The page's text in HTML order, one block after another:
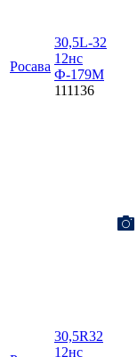
Росава
30,5L-32
12нс
Ф-179М
111136
30,5R32
12нс